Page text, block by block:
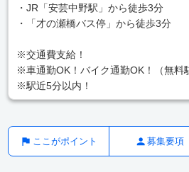
・JR「安芸中野駅」から徒歩3分
・「才の瀬橋バス停」から徒歩3分
※交通費支給！
※車通勤OK！バイク通勤OK！（無料
※駅近5分以内！
ここがポイント 募集要項